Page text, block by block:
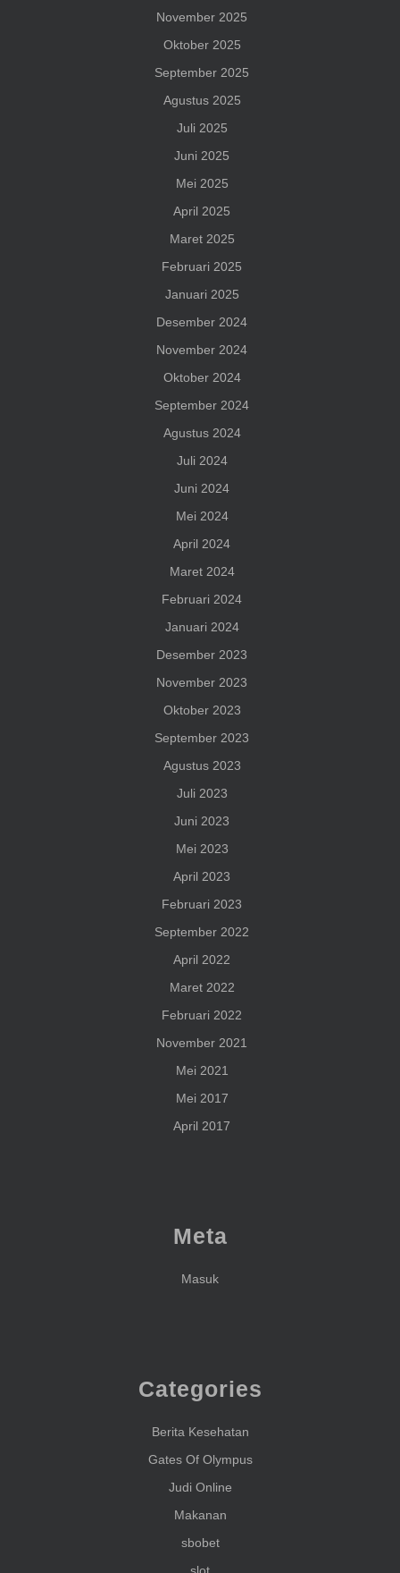
November 2025
Oktober 2025
September 2025
Agustus 2025
Juli 2025
Juni 2025
Mei 2025
April 2025
Maret 2025
Februari 2025
Januari 2025
Desember 2024
November 2024
Oktober 2024
September 2024
Agustus 2024
Juli 2024
Juni 2024
Mei 2024
April 2024
Maret 2024
Februari 2024
Januari 2024
Desember 2023
November 2023
Oktober 2023
September 2023
Agustus 2023
Juli 2023
Juni 2023
Mei 2023
April 2023
Februari 2023
September 2022
April 2022
Maret 2022
Februari 2022
November 2021
Mei 2021
Mei 2017
April 2017
Meta
Masuk
Categories
Berita Kesehatan
Gates Of Olympus
Judi Online
Makanan
sbobet